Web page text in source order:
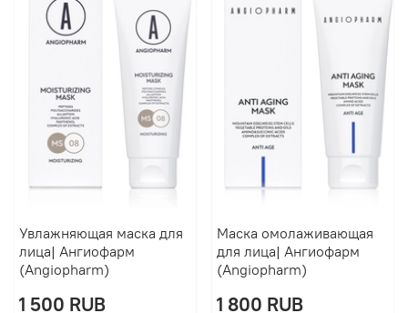
Увлажняющая маска для
лица| Ангиофарм
(Angiopharm)
1 500 RUB
Маска омолаживающая
для лица| Ангиофарм
(Angiopharm)
1 800 RUB